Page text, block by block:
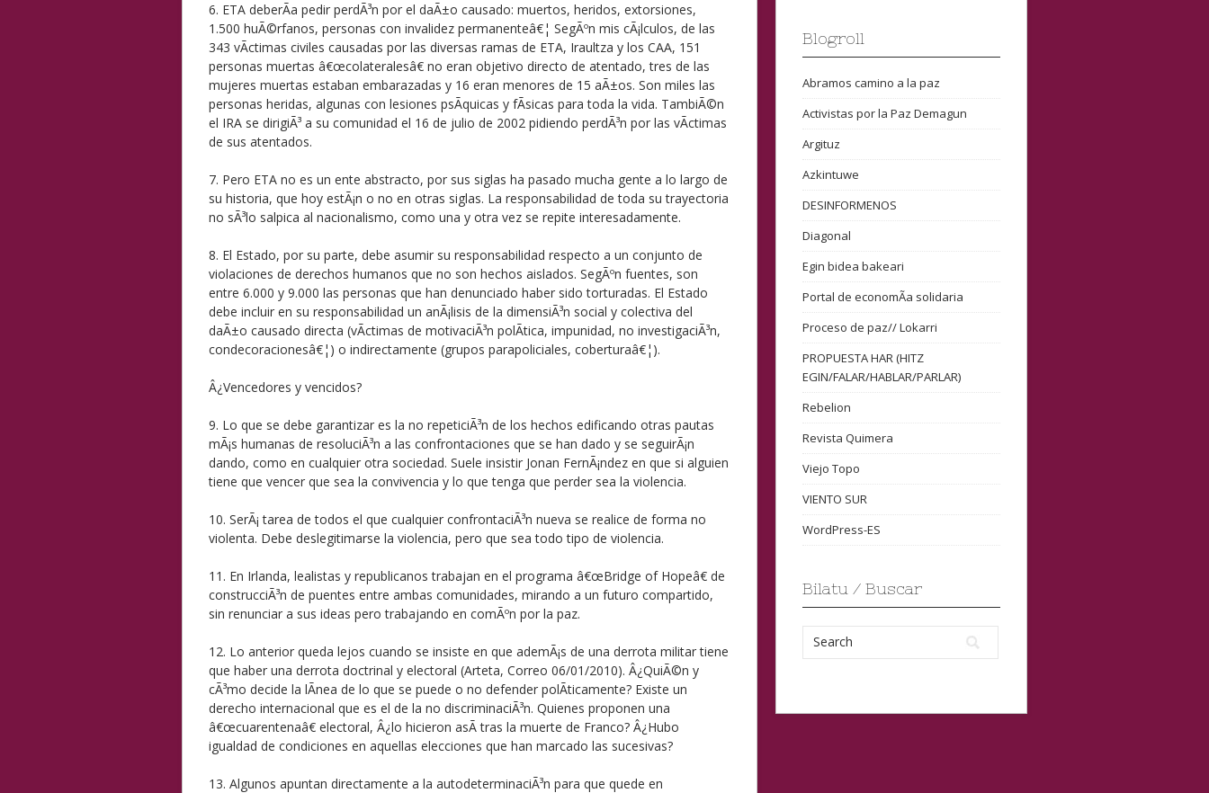
6. ETA deberÃ­a pedir perdÃ³n por el daÃ±o causado: muertos, heridos, extorsiones,
1.500 huÃ©rfanos, personas con invalidez permanenteâ€¦ SegÃºn mis cÃ¡lculos, de las
343 vÃ­ctimas civiles causadas por las diversas ramas de ETA, Iraultza y los CAA, 151
personas muertas â€œcolateralesâ€ no eran objetivo directo de atentado, tres de las
mujeres muertas estaban embarazadas y 16 eran menores de 15 aÃ±os. Son miles las
personas heridas, algunas con lesiones psÃ­quicas y fÃ­sicas para toda la vida. TambiÃ©n
el IRA se dirigiÃ³ a su comunidad el 16 de julio de 2002 pidiendo perdÃ³n por las vÃ­ctimas
de sus atentados.
7. Pero ETA no es un ente abstracto, por sus siglas ha pasado mucha gente a lo largo de
su historia, que hoy estÃ¡n o no en otras siglas. La responsabilidad de toda su trayectoria
no sÃ³lo salpica al nacionalismo, como una y otra vez se repite interesadamente.
8. El Estado, por su parte, debe asumir su responsabilidad respecto a un conjunto de
violaciones de derechos humanos que no son hechos aislados. SegÃºn fuentes, son
entre 6.000 y 9.000 las personas que han denunciado haber sido torturadas. El Estado
debe incluir en su responsabilidad un anÃ¡lisis de la dimensiÃ³n social y colectiva del
daÃ±o causado directa (vÃ­ctimas de motivaciÃ³n polÃ­tica, impunidad, no investigaciÃ³n,
condecoracionesâ€¦) o indirectamente (grupos parapoliciales, coberturaâ€¦).
Â¿Vencedores y vencidos?
9. Lo que se debe garantizar es la no repeticiÃ³n de los hechos edificando otras pautas
mÃ¡s humanas de resoluciÃ³n a las confrontaciones que se han dado y se seguirÃ¡n
dando, como en cualquier otra sociedad. Suele insistir Jonan FernÃ¡ndez en que si alguien
tiene que vencer que sea la convivencia y lo que tenga que perder sea la violencia.
10. SerÃ¡ tarea de todos el que cualquier confrontaciÃ³n nueva se realice de forma no
violenta. Debe deslegitimarse la violencia, pero que sea todo tipo de violencia.
11. En Irlanda, lealistas y republicanos trabajan en el programa â€œBridge of Hopeâ€ de
construcciÃ³n de puentes entre ambas comunidades, mirando a un futuro compartido,
sin renunciar a sus ideas pero trabajando en comÃºn por la paz.
12. Lo anterior queda lejos cuando se insiste en que ademÃ¡s de una derrota militar tiene
que haber una derrota doctrinal y electoral (Arteta, Correo 06/01/2010). Â¿QuiÃ©n y
cÃ³mo decide la lÃ­nea de lo que se puede o no defender polÃ­ticamente? Existe un
derecho internacional que es el de la no discriminaciÃ³n. Quienes proponen una
â€œcuarentenaâ€ electoral, Â¿lo hicieron asÃ­ tras la muerte de Franco? Â¿Hubo
igualdad de condiciones en aquellas elecciones que han marcado las sucesivas?
13. Algunos apuntan directamente a la autodeterminaciÃ³n para que quede en
Blogroll
Abramos camino a la paz
Activistas por la Paz Demagun
Argituz
Azkintuwe
DESINFORMENOS
Diagonal
Egin bidea bakeari
Portal de economÃ­a solidaria
Proceso de paz// Lokarri
PROPUESTA HAR (HITZ
EGIN/FALAR/HABLAR/PARLAR)
Rebelion
Revista Quimera
Viejo Topo
VIENTO SUR
WordPress-ES
Bilatu / Buscar